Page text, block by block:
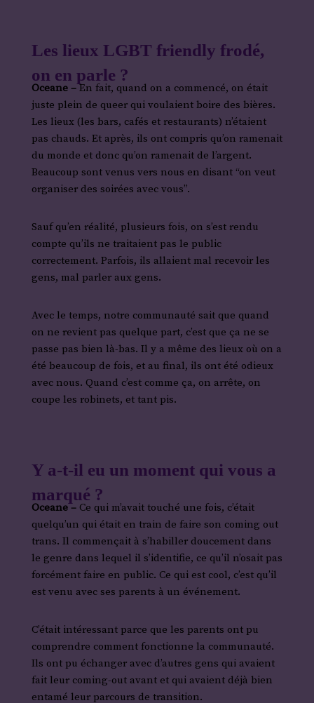
Les lieux LGBT friendly frodé,
on en parle ?
Oceane –En fait, quand on a commencé, on était
juste plein de queer qui voulaient boire des bières.
Les lieux (les bars, cafés et restaurants) n’étaient
pas chauds. Et après, ils ont compris qu’on ramenait
du monde et donc qu’on ramenait de l’argent.
Beaucoup sont venus vers nous en disant “on veut
organiser des soirées avec vous”.
Sauf qu’en réalité, plusieurs fois, on s’est rendu
compte qu’ils ne traitaient pas le public
correctement. Parfois, ils allaient mal recevoir les
gens, mal parler aux gens.
Avec le temps, notre communauté sait que quand
on ne revient pas quelque part, c’est que ça ne se
passe pas bien là-bas. Il y a même des lieux où on a
été beaucoup de fois, et au final, ils ont été odieux
avec nous. Quand c’est comme ça, on arrête, on
coupe les robinets, et tant pis.
Y a-t-il eu un moment qui vous a
marqué ?
Oceane – Ce qui m’avait touché une fois, c’était
quelqu’un qui était en train de faire son coming out
trans. Il commençait à s’habiller doucement dans
le genre dans lequel il s’identifie, ce qu’il n’osait pas
forcément faire en public. Ce qui est cool, c’est qu’il
est venu avec ses parents à un événement.
C’était intéressant parce que les parents ont pu
comprendre comment fonctionne la communauté.
Ils ont pu échanger avec d’autres gens qui avaient
fait leur coming-out avant et qui avaient déjà bien
entamé leur parcours de transition.